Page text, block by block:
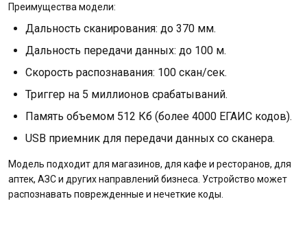
Преимущества модели:
Дальность сканирования: до 370 мм.
Дальность передачи данных: до 100 м.
Скорость распознавания: 100 скан/сек.
Триггер на 5 миллионов срабатываний.
Память объемом 512 Кб (более 4000 ЕГАИС кодов).
USB приемник для передачи данных со сканера.
Модель подходит для магазинов, для кафе и ресторанов, для
аптек, АЗС и других направлений бизнеса. Устройство может
распознавать поврежденные и нечеткие коды.